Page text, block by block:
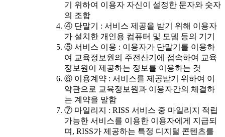
기 위하여 이용자 자신이 설정한 문자와 숫자
의 조합
④ 단말기 : 서비스 제공을 받기 위해 이용자
가 설치한 개인용 컴퓨터 및 모뎀 등의 기기
⑤ 서비스 이용 : 이용자가 단말기를 이용하
여 교육정보원의 주전산기에 접속하여 교육
정보원이 제공하는 정보를 이용하는 것
⑥ 이용계약 : 서비스를 제공받기 위하여 이
약관으로 교육정보원과 이용자간의 체결하
는 계약을 말함
⑦ 마일리지 : RISS 서비스 중 마일리지 적립
가능한 서비스를 이용한 이용자에게 지급되
며, RISS가 제공하는 특정 디지털 콘텐츠를